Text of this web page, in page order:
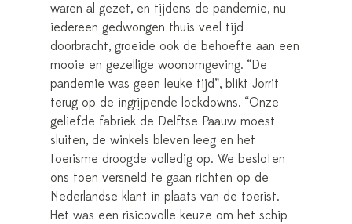
waren al gezet, en tijdens de pandemie, nu
iedereen gedwongen thuis veel tijd
doorbracht, groeide ook de behoefte aan een
mooie en gezellige woonomgeving. “De
pandemie was geen leuke tijd”, blikt Jorrit
terug op de ingrijpende lockdowns. “Onze
geliefde fabriek de Delftse Paauw moest
sluiten, de winkels bleven leeg en het
toerisme droogde volledig op. We besloten
ons toen versneld te gaan richten op de
Nederlandse klant in plaats van de toerist.
Het was een risicovolle keuze om het schip